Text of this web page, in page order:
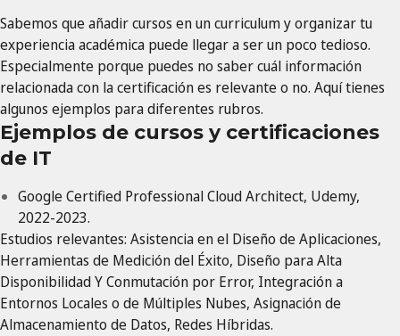
Sabemos que añadir cursos en un curriculum y organizar tu
experiencia académica puede llegar a ser un poco tedioso.
Especialmente porque puedes no saber cuál información
relacionada con la certificación es relevante o no. Aquí tienes
algunos ejemplos para diferentes rubros.
Ejemplos de cursos y certificaciones
de IT
Google Certified Professional Cloud Architect, Udemy,
2022-2023.
Estudios relevantes: Asistencia en el Diseño de Aplicaciones,
Herramientas de Medición del Éxito, Diseño para Alta
Disponibilidad Y Conmutación por Error, Integración a
Entornos Locales o de Múltiples Nubes, Asignación de
Almacenamiento de Datos, Redes Híbridas.